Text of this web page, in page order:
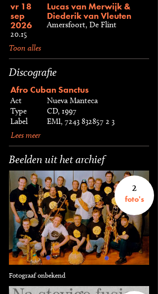
vr 18
sep
2026
20.15
Lucas van Merwijk &
Diederik van Vleuten
Amersfoort, De Flint
Toon alles
Discografie
Afro Cuban Sanctus
Act
Nueva Manteca
Type
CD, 1997
Label
EMI, 7243 832857 2 3
Lees meer
Beelden uit het archief
2
foto's
Fotograaf onbekend